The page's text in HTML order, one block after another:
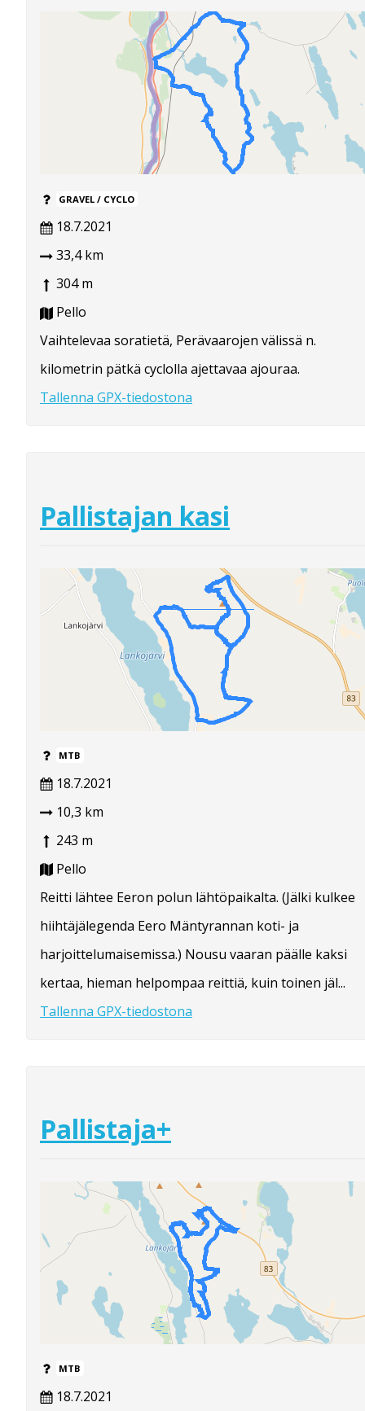
GRAVEL / CYCLO
18.7.2021
33,4 km
304 m
Pello
Vaihtelevaa soratietä, Perävaarojen välissä n.
kilometrin pätkä cyclolla ajettavaa ajouraa.
Tallenna GPX-tiedostona
Pallistajan kasi
MTB
18.7.2021
10,3 km
243 m
Pello
Reitti lähtee Eeron polun lähtöpaikalta. (Jälki kulkee
hiihtäjälegenda Eero Mäntyrannan koti- ja
harjoittelumaisemissa.) Nousu vaaran päälle kaksi
kertaa, hieman helpompaa reittiä, kuin toinen jäl...
Tallenna GPX-tiedostona
Pallistaja+
MTB
18.7.2021